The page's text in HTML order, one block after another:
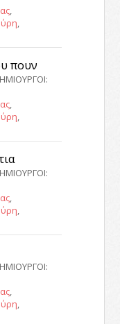
,
,
πουν
,
,
,
,
,
,